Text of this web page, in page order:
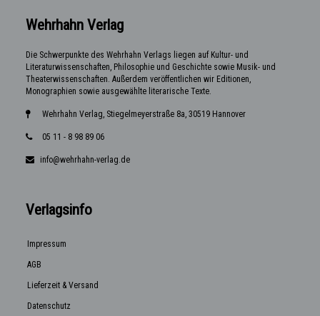
Wehrhahn Verlag
Die Schwerpunkte des Wehrhahn Verlags liegen auf Kultur- und
Literaturwissenschaften, Philosophie und Geschichte sowie Musik- und
Theaterwissenschaften. Außerdem veröffentlichen wir Editionen,
Monographien sowie ausgewählte literarische Texte.
Wehrhahn Verlag, Stiegelmeyerstraße 8a, 30519 Hannover
05 11 - 8 98 89 06
info@wehrhahn-verlag.de
Verlagsinfo
Impressum
AGB
Lieferzeit & Versand
Datenschutz